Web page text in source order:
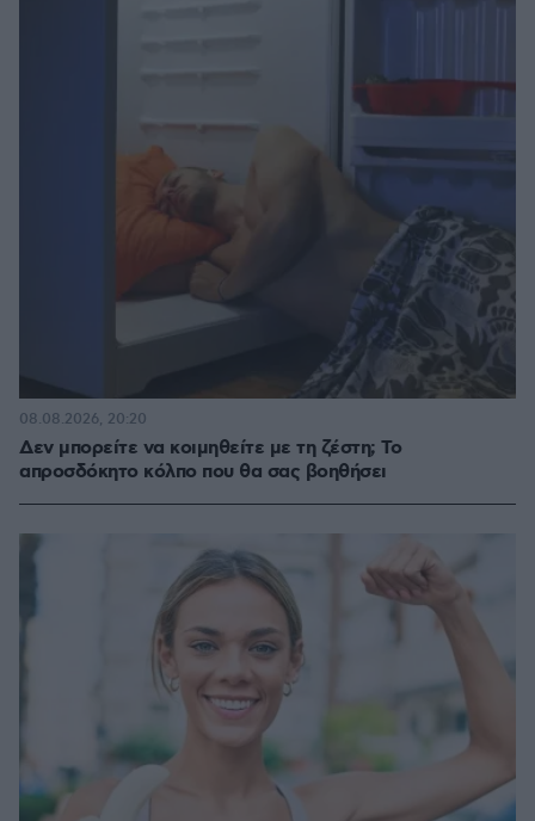
Δεν μπορείτε να κοιμηθείτε με τη ζέστη; Το
απροσδόκητο κόλπο που θα σας βοηθήσει
08.08.2026, 20:20